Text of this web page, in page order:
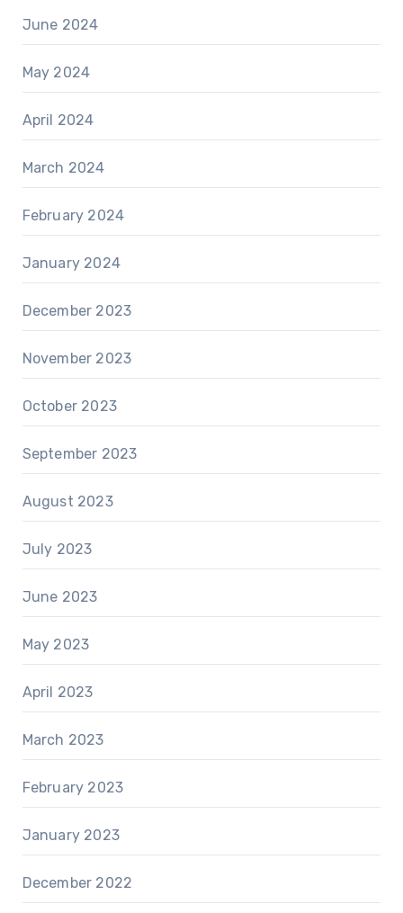
June 2024
May 2024
April 2024
March 2024
February 2024
January 2024
December 2023
November 2023
October 2023
September 2023
August 2023
July 2023
June 2023
May 2023
April 2023
March 2023
February 2023
January 2023
December 2022